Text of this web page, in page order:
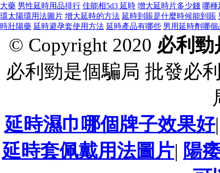
大藥 男性延時用品排行 佳能相5d3 延時 增大延時片多少錢 哪種
環太陽環用法圖片 增大延時的方法 延時到賬是什麼時候能到賬
時壯陽藥 延時避孕套使用方法 延時產品有哪些 男用延時劑哪個
© Copyright 2020 必利勁
必利勁是個騙局 批發必
延時濕巾哪個牌子效果好
延時套佩戴用法圖片| 陽